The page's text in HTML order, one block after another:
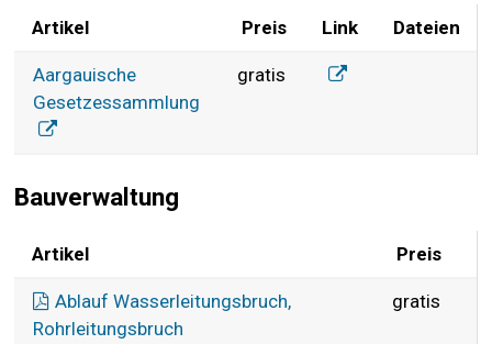
Arbeitsamt
Artikel Preis Link Dateien
Aargauische
Gesetzessammlung
gratis Aargauische
Bauverwaltung
Bauverwaltung
Artikel Preis
Ablauf Wasserleitungsbruch,
Rohrleitungsbruch
gratis